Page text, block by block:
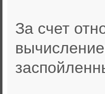
За счет